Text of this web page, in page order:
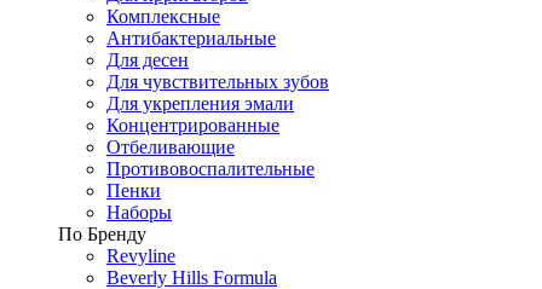
Комплексные
Антибактериальные
Для десен
Для чувствительных зубов
Для укрепления эмали
Концентрированные
Отбеливающие
Противовоспалительные
Пенки
Наборы
По Бренду
Revyline
Beverly Hills Formula